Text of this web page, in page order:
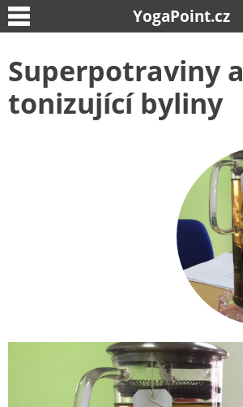
YogaPoint.cz
Superpotraviny a
tonizující byliny